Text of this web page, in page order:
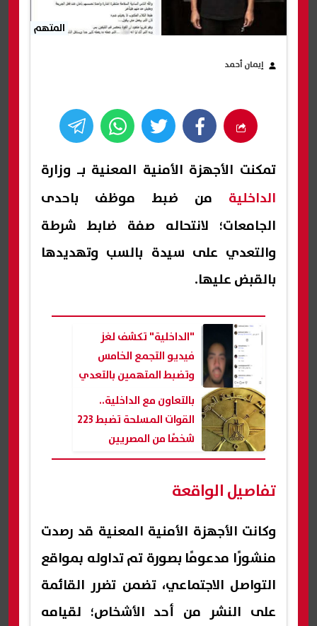
المتهم
إيمان أحمد
تمكنت الأجهزة الأمنية المعنية بـ وزارة
الداخلية من ضبط موظف باحدى
الجامعات؛ لانتحاله صفة ضابط شرطة
والتعدي على سيدة بالسب وتهديدها
بالقبض عليها.
"الداخلية" تكشف لغز
فيديو التجمع الخامس
وتضبط المتهمين بالتعدي
على طالبين
بالتعاون مع الداخلية..
القوات المسلحة تضبط 223
شخصًا من المصريين
والأجانب متورطين في
بالمنطقة الجنوبية| عاجلتفاصيل الواقعة
وكانت الأجهزة الأمنية المعنية قد رصدت
منشورًا مدعومًا بصورة تم تداوله بمواقع
التواصل الاجتماعي، تضمن تضرر القائمة
على النشر من أحد الأشخاص؛ لقيامه